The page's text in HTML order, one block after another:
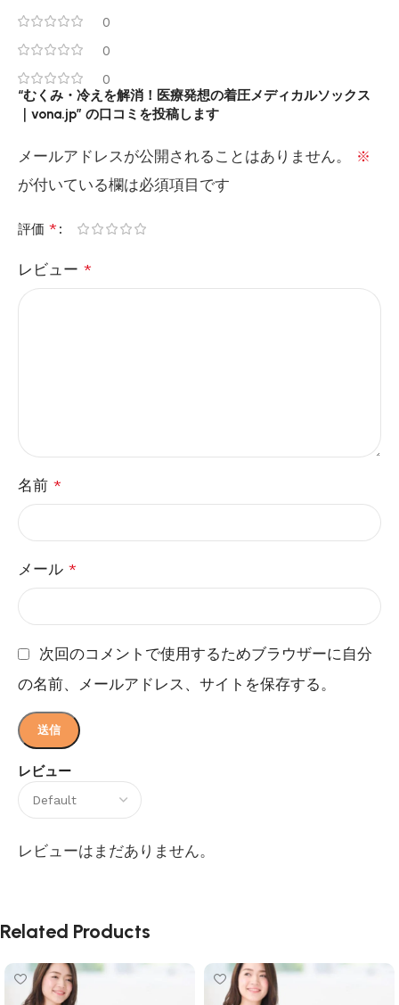
0
0
0
レビュー
レビューはまだありません。
“むくみ・冷えを解消！医療発想の着圧メディカルソックス
｜vona.jp” の口コミを投稿します
メールアドレスが公開されることはありません。 ※
が付いている欄は必須項目です
評価 *
レビュー *
名前 *
メール *
次回のコメントで使用するためブラウザーに自分
の名前、メールアドレス、サイトを保存する。
Related Products